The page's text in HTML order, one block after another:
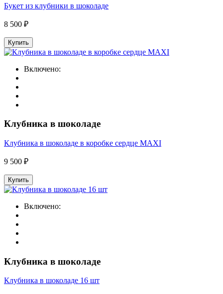
Букет из клубники в шоколаде
8 500 ₽
Купить
Включено:
Клубника в шоколаде
Клубника в шоколаде в коробке сердце MAXI
9 500 ₽
Купить
Включено:
Клубника в шоколаде
Клубника в шоколаде 16 шт